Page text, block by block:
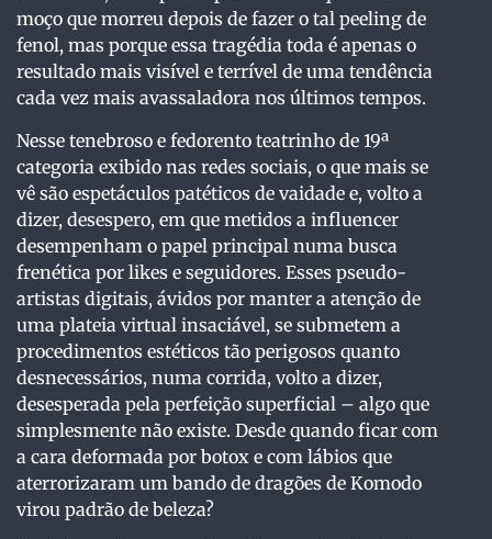
moço que morreu depois de fazer o tal peeling de
fenol, mas porque essa tragédia toda é apenas o
resultado mais visível e terrível de uma tendência
cada vez mais avassaladora nos últimos tempos.
Nesse tenebroso e fedorento teatrinho de 19ª
categoria exibido nas redes sociais, o que mais se
vê são espetáculos patéticos de vaidade e, volto a
dizer, desespero, em que metidos a influencer
desempenham o papel principal numa busca
frenética por likes e seguidores. Esses pseudo-
artistas digitais, ávidos por manter a atenção de
uma plateia virtual insaciável, se submetem a
procedimentos estéticos tão perigosos quanto
desnecessários, numa corrida, volto a dizer,
desesperada pela perfeição superficial – algo que
simplesmente não existe. Desde quando ficar com
a cara deformada por botox e com lábios que
aterrorizaram um bando de dragões de Komodo
virou padrão de beleza?